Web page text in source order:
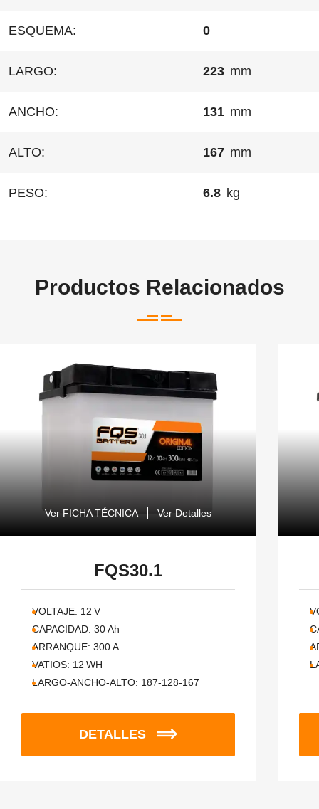
ESQUEMA: 0
LARGO: 223 mm
ANCHO: 131 mm
ALTO: 167 mm
PESO: 6.8 kg
Productos Relacionados
Ver FICHA TÉCNICA Ver Detalles
FQS30.1
VOLTAJE: 12 V
CAPACIDAD: 30Ah
ARRANQUE: 300A
VATIOS: 12 WH
LARGO-ANCHO-ALTO: 187-128-167
DETALLES